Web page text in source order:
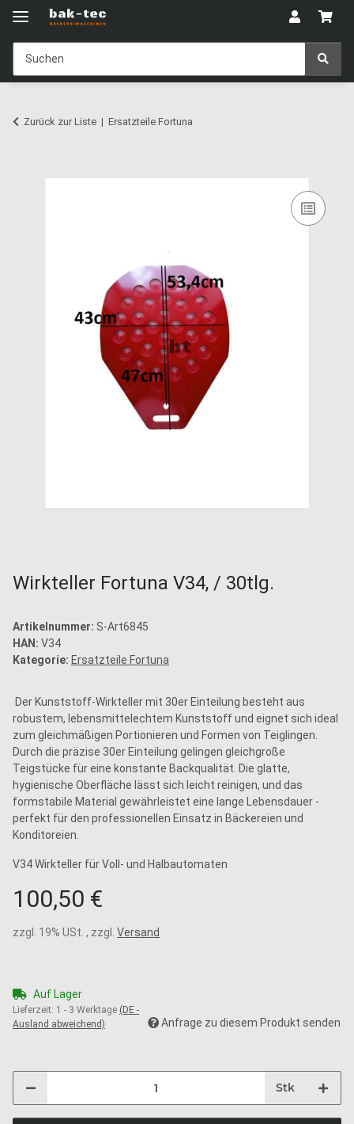
Zurück zur Liste Ersatzteile Fortuna
Wirkteller Fortuna V34, / 30tlg.
Artikelnummer: S-Art6845
HAN: V34
Kategorie: Ersatzteile Fortuna
Der Kunststoff-Wirkteller mit 30er Einteilung besteht aus
robustem, lebensmittelechtem Kunststoff und eignet sich ideal
zum gleichmäßigen Portionieren und Formen von Teiglingen.
Durch die präzise 30er Einteilung gelingen gleichgroße
Teigstücke für eine konstante Backqualität. Die glatte,
hygienische Oberfläche lässt sich leicht reinigen, und das
formstabile Material gewährleistet eine lange Lebensdauer -
perfekt für den professionellen Einsatz in Bäckereien und
Konditoreien.
V34 Wirkteller für Voll- und Halbautomaten
100,50 €
zzgl. 19% USt. , zzgl. Versand
Auf Lager
Lieferzeit: 1 - 3 Werktage (DE -
Ausland abweichend)
Anfrage zu diesem Produkt senden
Stk